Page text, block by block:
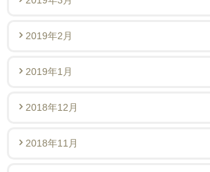
2019年2月
2019年1月
2018年12月
2018年11月